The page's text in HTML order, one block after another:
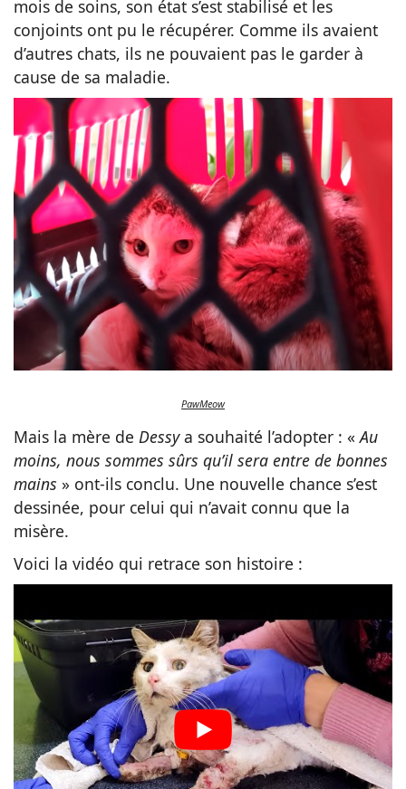
mois de soins, son état s’est stabilisé et les
conjoints ont pu le récupérer. Comme ils avaient
d’autres chats, ils ne pouvaient pas le garder à
cause de sa maladie.
PawMeow
Mais la mère de Dessya souhaité l’adopter : «Au
moins, nous sommes sûrs qu’il sera entre de bonnes
mains » ont-ils conclu. Une nouvelle chance s’est
dessinée, pour celui qui n’avait connu que la
misère.
Voici la vidéo qui retrace son histoire :